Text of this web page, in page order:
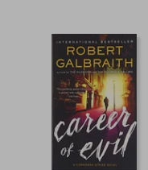
50%